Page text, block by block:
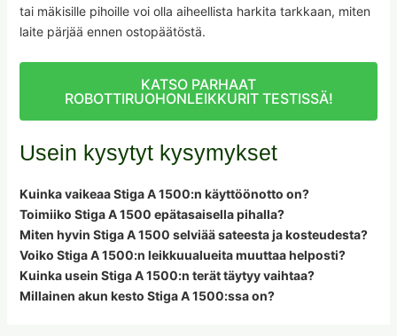
tai mäkisille pihoille voi olla aiheellista harkita tarkkaan, miten
laite pärjää ennen ostopäätöstä.
KATSO PARHAAT
ROBOTTIRUOHONLEIKKURIT TESTISSÄ!
Usein kysytyt kysymykset
Kuinka vaikeaa Stiga A 1500:n käyttöönotto on?
Toimiiko Stiga A 1500 epätasaisella pihalla?
Miten hyvin Stiga A 1500 selviää sateesta ja kosteudesta?
Voiko Stiga A 1500:n leikkuualueita muuttaa helposti?
Kuinka usein Stiga A 1500:n terät täytyy vaihtaa?
Millainen akun kesto Stiga A 1500:ssa on?